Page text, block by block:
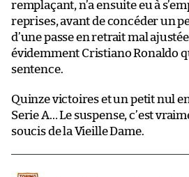
remplaçant, n’a ensuite eu à
reprises, avant de concéder un
d’une passe en retrait mal ajustée
évidemment Cristiano Ronaldo
sentence.
Quinze victoires et un petit nul
Serie A… Le suspense, c’est
soucis de la Vieille Dame.